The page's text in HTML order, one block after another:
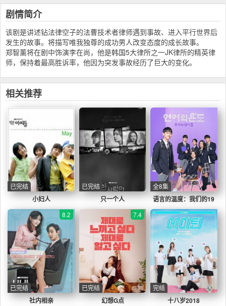
剧情简介
该剧是讲述钻法律空子的法曹技术者律师遇到事故、进入平行世界后
发生的故事。将描写唯我独尊的成功男人改变态度的成长故事。
郑智薰将在剧中饰演李在尚，他是韩国5大律所之一JK律所的精英律
师，保持着最高胜诉率，他因为突发事故经历了巨大的变化。
相关推荐
小妇人
已完结
只一个人
已完结
语言的温度：我们的19
岁
全8集
社内相亲
8.2
已完结
幻想G点
7.4
已完结
十八岁2018
完结